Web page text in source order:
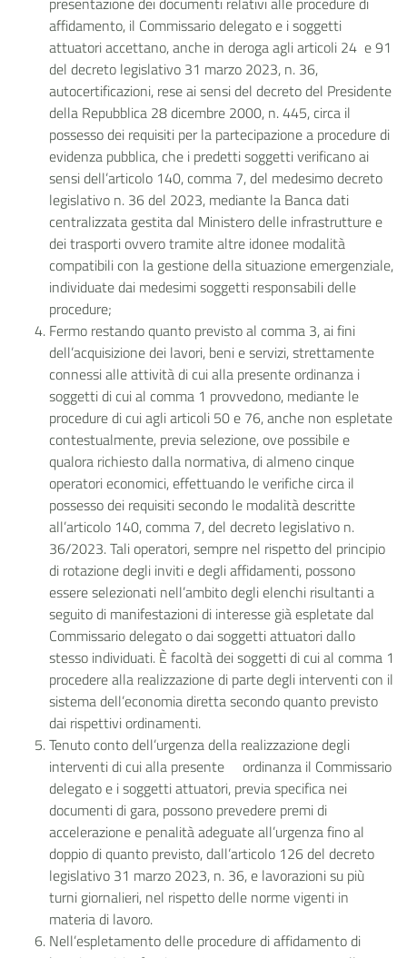
affidamento, il Commissario delegato e i soggetti
attuatori accettano, anche in deroga agli articoli 24 e 91
del decreto legislativo 31 marzo 2023, n. 36,
autocertificazioni, rese ai sensi del decreto del Presidente
della Repubblica 28 dicembre 2000, n. 445, circa il
possesso dei requisiti per la partecipazione a procedure di
evidenza pubblica, che i predetti soggetti verificano ai
sensi dell’articolo 140, comma 7, del medesimo decreto
legislativo n. 36 del 2023, mediante la Banca dati
centralizzata gestita dal Ministero delle infrastrutture e
dei trasporti ovvero tramite altre idonee modalità
compatibili con la gestione della situazione emergenziale,
individuate dai medesimi soggetti responsabili delle
procedure;
Fermo restando quanto previsto al comma 3, ai fini
dell’acquisizione dei lavori, beni e servizi, strettamente
connessi alle attività di cui alla presente ordinanza i
soggetti di cui al comma 1 provvedono, mediante le
procedure di cui agli articoli 50 e 76, anche non espletate
contestualmente, previa selezione, ove possibile e
qualora richiesto dalla normativa, di almeno cinque
operatori economici, effettuando le verifiche circa il
possesso dei requisiti secondo le modalità descritte
all’articolo 140, comma 7, del decreto legislativo n.
36/2023. Tali operatori, sempre nel rispetto del principio
di rotazione degli inviti e degli affidamenti, possono
essere selezionati nell’ambito degli elenchi risultanti a
seguito di manifestazioni di interesse già espletate dal
Commissario delegato o dai soggetti attuatori dallo
stesso individuati. È facoltà dei soggetti di cui al comma 1
procedere alla realizzazione di parte degli interventi con il
sistema dell’economia diretta secondo quanto previsto
dai rispettivi ordinamenti.
Tenuto conto dell’urgenza della realizzazione degli
interventi di cui alla presente ordinanza il Commissario
delegato e i soggetti attuatori, previa specifica nei
documenti di gara, possono prevedere premi di
accelerazione e penalità adeguate all’urgenza fino al
doppio di quanto previsto, dall’articolo 126 del decreto
legislativo 31 marzo 2023, n. 36, e lavorazioni su più
turni giornalieri, nel rispetto delle norme vigenti in
materia di lavoro.
Nell’espletamento delle procedure di affidamento di